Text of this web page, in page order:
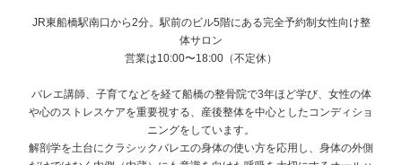
JR東船橋駅南口から2分。駅前のビル5階にある完全予約制女性向け整
体サロン
営業は10:00〜18:00（不定休）
バレエ講師、子育てなどを経て船橋の整骨院で3年ほど学び、女性の体
や心のストレスケアを重要視する、産後整体を中心としたコンディショ
ニングをしています。
解剖学を土台にクラシックバレエの身体の使い方を応用し、身体の外側